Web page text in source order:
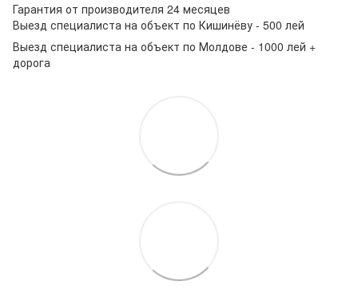
Гарантия от производителя 24 месяцев
Выезд специалиста на объект по Кишинёву - 500 лей
Выезд специалиста на объект по Молдове - 1000 лей +
дорога